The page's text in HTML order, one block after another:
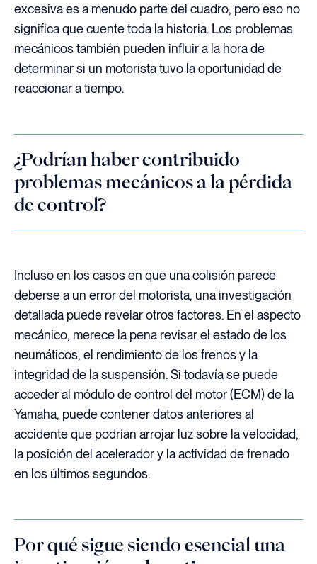
excesiva es a menudo parte del cuadro, pero eso no
significa que cuente toda la historia. Los problemas
mecánicos también pueden influir a la hora de
determinar si un motorista tuvo la oportunidad de
reaccionar a tiempo.
¿Podrían haber contribuido
problemas mecánicos a la pérdida
de control?
Incluso en los casos en que una colisión parece
deberse a un error del motorista, una investigación
detallada puede revelar otros factores. En el aspecto
mecánico, merece la pena revisar el estado de los
neumáticos, el rendimiento de los frenos y la
integridad de la suspensión. Si todavía se puede
acceder al módulo de control del motor (ECM) de la
Yamaha, puede contener datos anteriores al
accidente que podrían arrojar luz sobre la velocidad,
la posición del acelerador y la actividad de frenado
en los últimos segundos.
Por qué sigue siendo esencial una